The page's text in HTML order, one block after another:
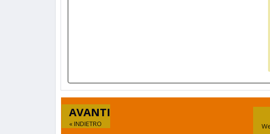
AVANTI
« INDIETRO